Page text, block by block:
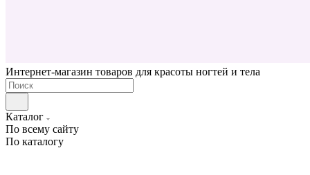
Интернет-магазин товаров для красоты ногтей и тела
Каталог
По всему сайту
По каталогу